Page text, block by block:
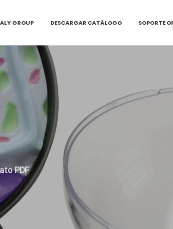
GROUP DESCARGAR CATÁLOGO SOPORTE
PDF